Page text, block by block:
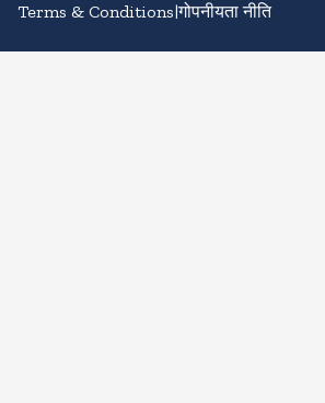
Terms & Conditions|गोपनीयता नीति